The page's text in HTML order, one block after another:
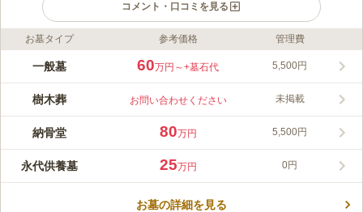
コメント・口コミを見る
ライフドット編集部のコメント
この霊園は桜島と鹿児島市街地を見渡せる絶好のロケーションに
プランが用意されており、特に宗教を問わず利用できる永代供養
墓は継承者が不要で安心です。アクセスも良好で、年中無休の無
ニーズに応える充実した施設が揃っています。
この霊園はまだ誰からも評価されていません。
お墓タイプ 参考価格 管理費
一般墓 60万円～+墓石代 5,500円
樹木葬 お問い合わせください 未掲載
納骨堂 80万円 5,500円
永代供養墓 25万円 0円
お墓の詳細を見る